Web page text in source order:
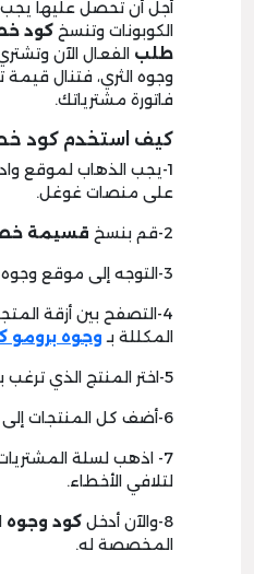
أجل أن تحصل عليها يجب
الكوبونات وتنسخ كود
طلب الفعال الآن
وجوه الثري، فتنال
فاتورة مشترياتك.
كيف استخدم كود
1-يجب الذهاب لموقع
على منصات غوغل.
2-قم بنسخ قسيمة
3-التوجه إلى موقع وجوه الإلكتروني.
4-التصفح بين أزقة
المكللة بـ وجوه برومو
5-اختر المنتج الذي ترغب به وافحصه بإمعان.
6-أضف كل المنتجات إلى سلة المشتريات.
7- اذهب لسلة
لتلافي الأخطاء.
8-والآن أدخل كود وجوه
المخصصة له.